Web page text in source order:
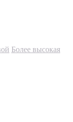
Более высокая